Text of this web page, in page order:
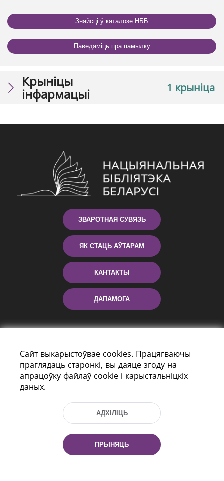
Знайсці ў каталозе НББ
Паведаміць пра памылку
1 крыніца
Крыніцы
інфармацыі
ЗВАРОТНАЯ СУВЯЗЬ
ЯК СТАЦЬ АЎТАРАМ
КАНТАКТЫ
ДАПАМОГА
праспект Незалежнасці 116
г. Мiнск, Рэспубліка Беларусь, 220114
Тэл.: (+375 17) 368 37 37, Факс: (+375 17)
Эл. пошта: inbox@nlb.by
Сайт выкарыстоўвае cookies. Працягваючы
праглядаць старонкі, вы даяце згоду на
апрацоўку файлаў cookie і карыстальніцкіх
даных.
АДХІЛІЦЬ
ПРЫНЯЦЬ